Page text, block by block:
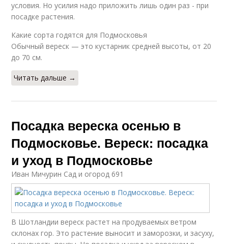
условия. Но усилия надо приложить лишь один раз - при
посадке растения.
Какие сорта годятся для Подмосковья
Обычный вереск — это кустарник средней высоты, от 20
до 70 см.
Читать дальше →
Посадка вереска осенью в
Подмосковье. Вереск: посадка
и уход в Подмосковье
Иван Мичурин Сад и огород 691
В Шотландии вереск растет на продуваемых ветром
склонах гор. Это растение выносит и заморозки, и засуху,